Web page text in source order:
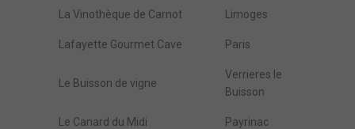
La Vinothèque de Carnot Limoges
Lafayette Gourmet Cave Paris
Le Buisson de vigne
Verrieres le
Buisson
Le Canard du Midi Payrinac